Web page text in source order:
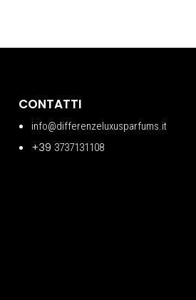
CONTATTI
info@differenzeluxusparfums.it
+39 3737131108